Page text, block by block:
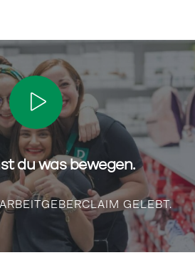
du was bewegen.
GELEBT.